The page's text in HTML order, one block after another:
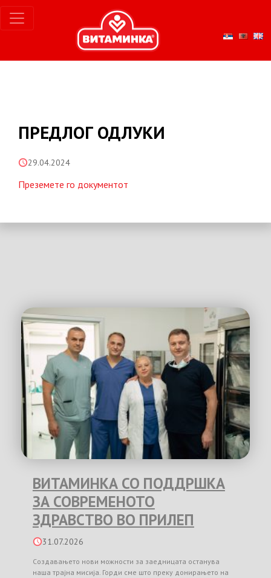
ПРЕДЛОГ ОДЛУКИ
29.04.2024
Преземете го документот
ВИТАМИНКА СО ПОДДРШКА
ЗА СОВРЕМЕНОТО
ЗДРАВСТВО ВО ПРИЛЕП
31.07.2026
Создавањето нови можности за заедницата останува
наша трајна мисија. Горди сме што преку донирањето на